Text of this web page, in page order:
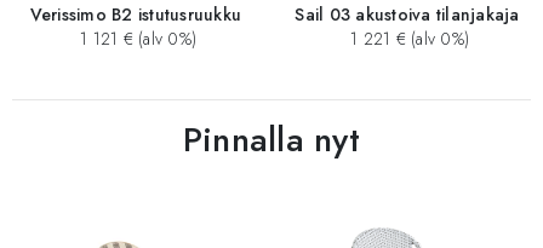
Verissimo B2 istutusruukku
1 121 € (alv 0%)
Sail 03 akustoiva tilanjakaja
1 221 € (alv 0%)
Pinnalla nyt